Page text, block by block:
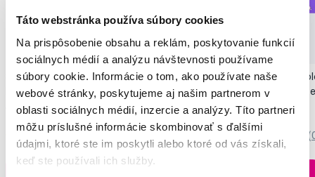
Táto webstránka používa súbory cookies
Na prispôsobenie obsahu a reklám, poskytovanie funkcií
sociálnych médií a analýzu návštevnosti používame
súbory cookie. Informácie o tom, ako používate naše
webové stránky, poskytujeme aj našim partnerom v
oblasti sociálnych médií, inzercie a analýzy. Títo partneri
môžu príslušné informácie skombinovať s ďalšími
údajmi, ktoré ste im poskytli alebo ktoré od vás získali,
keď ste používali ich služby.
Akcia
SMILLE Sonic Brush - Prémiová sonická
kefka s kónickými vláknami SANGI, biela
149,99 €
Na sklade > 5 ks
Novinka
Pop Instant Teeth
pre okamžitý bieliaci
10,90 €